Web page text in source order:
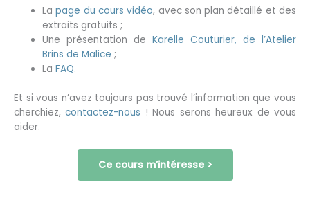
Lapage du cours vidéo, avec son plan détaillé et des
extraits gratuits ;
Une présentation deKarelle Couturier, de l’Atelier
Brins de Malice ;
LaFAQ.
Et si vous n’avez toujours pas trouvé l’information que vous
cherchiez,contactez-nous ! Nous serons heureux de vous
aider.
Ce cours m’intéresse >